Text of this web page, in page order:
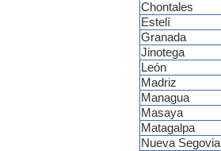
Chontales
Estelí
Granada
Jinotega
León
Madriz
Managua
Masaya
Matagalpa
Nueva Segovia